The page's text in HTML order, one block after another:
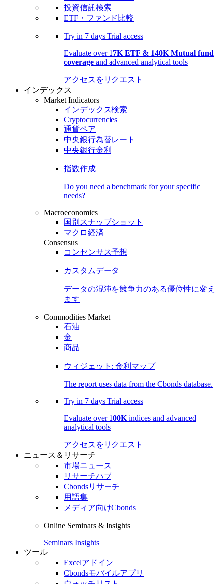
投資信託検索
ETF・ファンド比較
Try in 7 days Trial access
Evaluate over 17K ETF & 140K Mutual fund
coverage and advanced analytical tools
アクセスをリクエスト
インデックス
Market Indicators
インデックス検索
Cryptocurrencies
通貨ペア
中央銀行為替レート
中央銀行金利
指数作成
Do you need a benchmark for your specific
needs?
Macroeconomics
国別スナップショット
マクロ経済
Consensus
コンセンサス予想
カスタムデータ
データの混沌を競争力のある優位性に変え
ます
Commodities Market
石油
金
商品
ウィジェット: 金利マップ
The report uses data from the Cbonds database.
Try in 7 days Trial access
Evaluate over 100K indices and advanced
analytical tools
アクセスをリクエスト
ニュース＆リサーチ
市場ニュース
リサーチハブ
Cbondsリサーチ
用語集
メディア向けCbonds
Online Seminars & Insights
Seminars Insights
ツール
Excelアドイン
Cbondsモバイルアプリ